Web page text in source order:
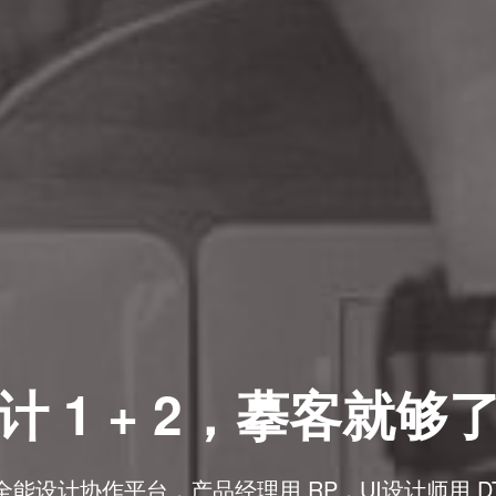
1 + 2，摹客就够
能设计协作平台，产品经理用 RP，UI设计师用